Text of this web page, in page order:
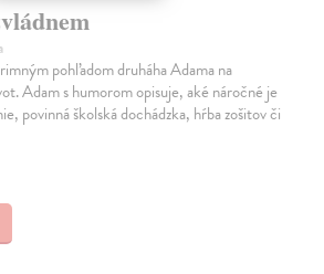
pohľadom druháha Adama na
Adam s humorom opisuje, aké náročné je
povinná školská dochádzka, hŕba zošitov či